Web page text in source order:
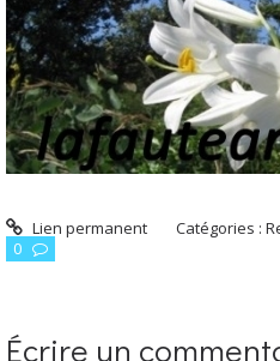
Lien permanent Catégories :
0
Écrire un